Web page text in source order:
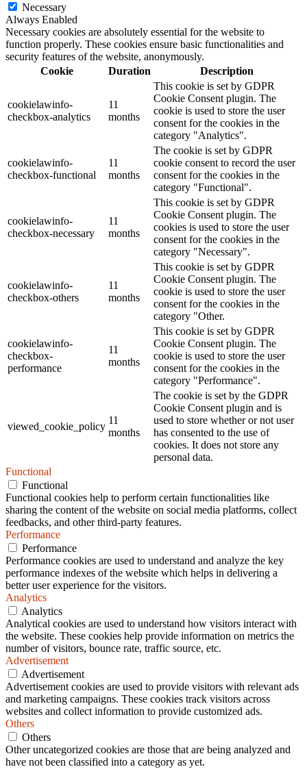
Necessary
Always Enabled
Necessary cookies are absolutely essential for the website to
function properly. These cookies ensure basic functionalities and
security features of the website, anonymously.
Cookie
Duration Description
cookielawinfo-
checkbox-analytics
11
months
This cookie is set by GDPR
Cookie Consent plugin. The
cookie is used to store the user
consent for the cookies in the
category "Analytics".
cookielawinfo-
checkbox-functional
11
months
The cookie is set by GDPR
cookie consent to record the user
consent for the cookies in the
category "Functional".
cookielawinfo-
checkbox-necessary
11
months
This cookie is set by GDPR
Cookie Consent plugin. The
cookies is used to store the user
consent for the cookies in the
category "Necessary".
cookielawinfo-
checkbox-others
11
months
This cookie is set by GDPR
Cookie Consent plugin. The
cookie is used to store the user
consent for the cookies in the
category "Other.
cookielawinfo-
checkbox-
performance
11
months
This cookie is set by GDPR
Cookie Consent plugin. The
cookie is used to store the user
consent for the cookies in the
category "Performance".
viewed_cookie_policy
11
months
The cookie is set by the GDPR
Cookie Consent plugin and is
used to store whether or not user
has consented to the use of
cookies. It does not store any
personal data.
Functional
Functional
Functional cookies help to perform certain functionalities like
sharing the content of the website on social media platforms, collect
feedbacks, and other third-party features.
Performance
Performance
Performance cookies are used to understand and analyze the key
performance indexes of the website which helps in delivering a
better user experience for the visitors.
Analytics
Analytics
Analytical cookies are used to understand how visitors interact with
the website. These cookies help provide information on metrics the
number of visitors, bounce rate, traffic source, etc.
Advertisement
Advertisement
Advertisement cookies are used to provide visitors with relevant ads
and marketing campaigns. These cookies track visitors across
websites and collect information to provide customized ads.
Others
Others
Other uncategorized cookies are those that are being analyzed and
have not been classified into a category as yet.